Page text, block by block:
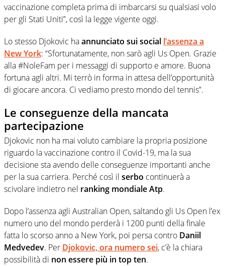
vaccinazione completa prima di imbarcarsi su qualsiasi volo
per gli Stati Uniti”, così la legge vigente oggi.
Lo stesso Djokovic haannunciato sui social l’assenza a
New York: “Sfortunatamente, non sarò agli Us Open. Grazie
alla #NoleFam per i messaggi di supporto e amore. Buona
fortuna agli altri. Mi terrò in forma in attesa dell’opportunità
di giocare ancora. Ci vediamo presto mondo del tennis”.
Le conseguenze della mancata
partecipazione
Djokovic non ha mai voluto cambiare la propria posizione
riguardo la vaccinazione contro il Covid-19, ma la sua
decisione sta avendo delle conseguenze importanti anche
per la sua carriera. Perché così il serbo continuerà a
scivolare indietro nel ranking mondiale Atp.
Dopo l’assenza agli Australian Open, saltando gli Us Open l’ex
numero uno del mondo perderà i 1200 punti della finale
fatta lo scorso anno a New York, poi persa contro Daniil
Medvedev. Per Djokovic, ora numero sei, c’è la chiara
possibilità di non essere più in top ten.